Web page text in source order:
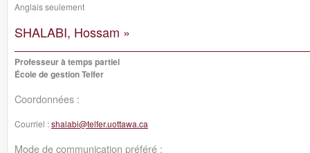
Anglais seulement
SHALABI, Hossam »
Professeur à temps partiel
École de gestion Telfer
Coordonnées :
Courriel :shalabi@telfer.uottawa.ca
Mode de communication préféré :